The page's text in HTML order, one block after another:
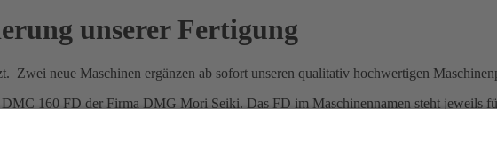
unserer Fertigung
Zwei neue Maschinen ergänzen ab sofort unseren qualitativ hochwertigen
160 FD der Firma DMG Mori Seiki. Das FD im Maschinennamen steht jeweils